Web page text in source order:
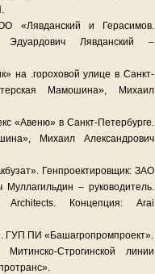
«Лявданский и Герасимов.
Эдуардович Лявданский –
на .гороховой улице в Санкт-
Мамошина», Михаил
«Авеню» в Санкт-Петербурге.
Михаил Александрович
Генпроектировщик: ЗАО
– руководитель.
Architects. Концепция: Arai
ГУП ПИ «Башагропромпроект».
Строгинской линии